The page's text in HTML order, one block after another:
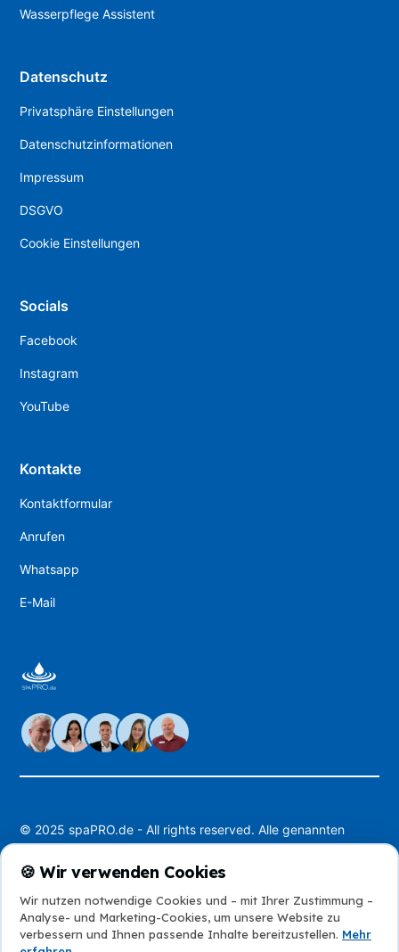
Wasserpflege Assistent
Datenschutz
Privatsphäre Einstellungen
Datenschutzinformationen
Impressum
DSGVO
Cookie Einstellungen
Socials
Facebook
Instagram
YouTube
Kontakte
Kontaktformular
Anrufen
Whatsapp
E-Mail
© 2025 spaPRO.de - All rights reserved. Alle genannten
Preise sind incl. gesetzl. MwSt. Alle Angaben ohne Gewähr,
Irrtümer vorbehalten.
Bei spaPRO setzen wir auf Innovation, auch in der
Kommunikation.
Die Inhalte dieser Seite wurden mit Unterstützung künstlicher
🍪 Wir verwenden Cookies
Wir nutzen notwendige Cookies und – mit Ihrer Zustimmung –
Analyse- und Marketing-Cookies, um unsere Website zu
verbessern und Ihnen passende Inhalte bereitzustellen. Mehr